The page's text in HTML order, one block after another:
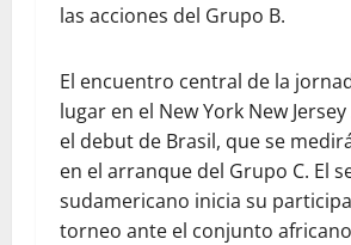
las acciones del Grupo B.
​El encuentro central de la
lugar en el New York New
el debut de Brasil, que se
en el arranque del Grupo C. El
sudamericano inicia su
torneo ante el conjunto